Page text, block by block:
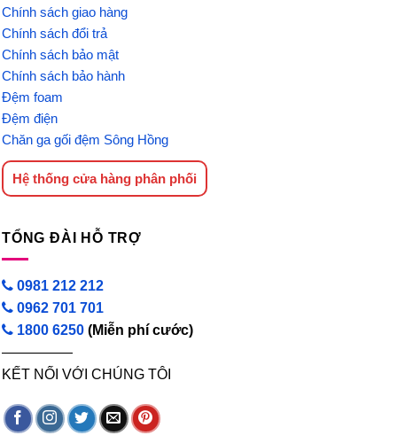
Chính sách giao hàng
Chính sách đổi trả
Chính sách bảo mật
Chính sách bảo hành
Đệm foam
Đệm điện
Chăn ga gối đệm Sông Hồng
Hệ thống cửa hàng phân phối
TỔNG ĐÀI HỖ TRỢ
0981 212 212
0962 701 701
1800 6250 (Miễn phí cước)
—————
KẾT NỐI VỚI CHÚNG TÔI